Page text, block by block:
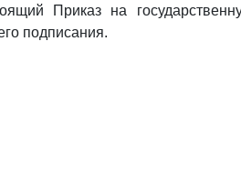
Приказ на
подписания.